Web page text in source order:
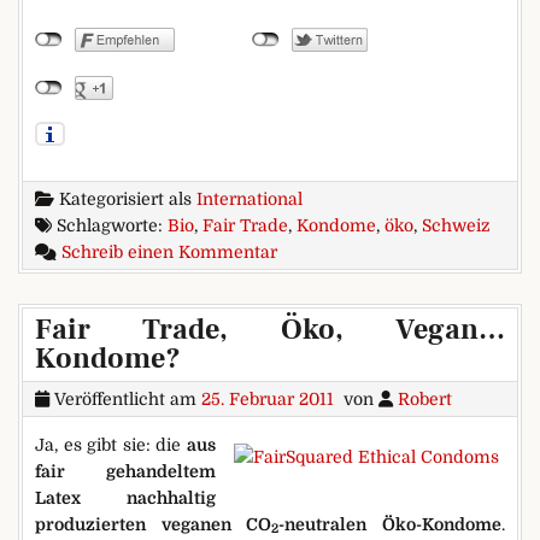
Kategorisiert als International
Schlagworte: Bio, Fair Trade, Kondome, öko, Schweiz
Schreib einen Kommentarzu Reduce – Reuse – Recycle
Fair Trade, Öko, Vegan…
Kondome?
Veröffentlicht am 25. Februar 2011 von Robert
Ja, es gibt sie: die aus
fair gehandeltem
Latex nachhaltig
produzierten veganen CO2-neutralen Öko-Kondome.